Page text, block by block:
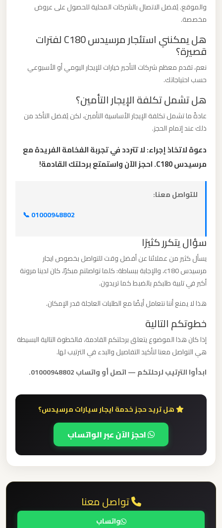
والموقع. يُفضل الاتصال بالشركات المحلية للحصول على عروض
مخصصة.
هل يمكنني استئجار مرسيدس C180 لفترات
قصيرة؟
نعم، تقدم معظم شركات التأجير خيارات للإيجار اليومي أو الأسبوعي
حسب احتياجاتك.
هل تشمل تكلفة الإيجار التأمين؟
عادةً ما تشمل تكلفة الإيجار الأساسية التأمين، لكن يُفضل التأكد من
ذلك عند إتمام الحجز.
دعوة لاتخاذ إجراء: لا تتردد في تجربة الفخامة الفريدة مع
مرسيدس C180. احجز الآن واستمتع برحلتك القادمة!
للتواصل معنا:
📞 01000948802
سؤال يتكرر كثيرًا
يسأل كثير من عملائنا عن أفضل وقت للتواصل بخصوص ايجار
مرسيدس c180، والإجابة ببساطة: كلما تواصلتم مبكرًا، كان لدينا مرونة
أكبر في تلبية طلبكم بالضبط كما تريدون.
هذا لا يمنع أننا نتعامل أيضًا مع الطلبات العاجلة قدر الإمكان.
خطوتكم التالية
إذا كان هذا الموضوع يتعلق برحلتكم القادمة، فالخطوة التالية البسيطة
هي التواصل معنا لتأكيد التفاصيل والبدء في الترتيب لها.
ابدأوا الترتيب لرحلتكم — اتصل أو واتساب 01000948802.
هل تريد حجز خدمة ايجار سيارات مرسيدس؟
احجز الآن عبر الواتساب
تواصل معنا
واتساب
العرب
ليموزين
مطار
القاهرة
اسكندرية
ليموزين
مطار
القاهرة
الخط
الساخن
ليموزين
مطار
أسعار
ليموزين
مطار
ليموزين
مطار
الجديدة